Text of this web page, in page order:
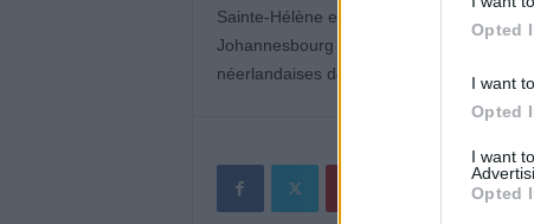
Opted
I want
Opted
I want
Opted
Sainte-Hélène et Johannesbourg. Un
Johannesbourg à Amsterdam le même
néerlandaises de l’hantavirus.